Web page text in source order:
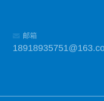
邮箱